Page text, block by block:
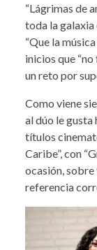
“Lágrimas de
toda la
“Que la
inicios que “no
un reto por
Como viene
al dúo le gusta
títulos
Caribe”, con
ocasión,
referencia